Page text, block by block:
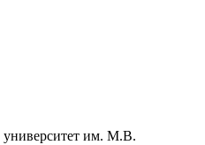
университет им. М.В.